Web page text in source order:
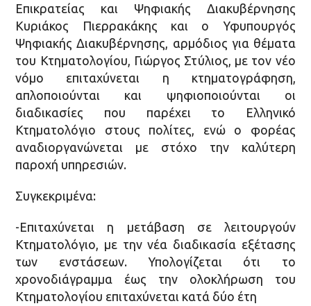
Επικρατείας και Ψηφιακής Διακυβέρνησης
Κυριάκος Πιερρακάκης και ο Υφυπουργός
Ψηφιακής Διακυβέρνησης, αρμόδιος για θέματα
του Κτηματολογίου, Γιώργος Στύλιος, με τον νέο
νόμο επιταχύνεται η κτηματογράφηση,
απλοποιούνται και ψηφιοποιούνται οι
διαδικασίες που παρέχει το Ελληνικό
Κτηματολόγιο στους πολίτες, ενώ ο φορέας
αναδιοργανώνεται με στόχο την καλύτερη
παροχή υπηρεσιών.
Συγκεκριμένα:
-Επιταχύνεται η μετάβαση σε λειτουργούν
Κτηματολόγιο, με την νέα διαδικασία εξέτασης
των ενστάσεων. Υπολογίζεται ότι το
χρονοδιάγραμμα έως την ολοκλήρωση του
Κτηματολογίου επιταχύνεται κατά δύο έτη